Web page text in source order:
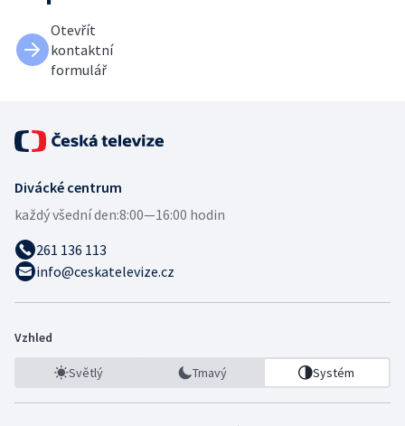
Otevřít
kontaktní
formulář
Divácké centrum
každý všední den:8:00—16:00 hodin
261 136 113
info@ceskatelevize.cz
Vzhled
Světlý Tmavý Systém